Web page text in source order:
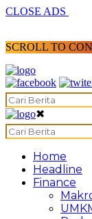
CLOSE ADS
SCROLL TO
✖
Home
Headline
Finance